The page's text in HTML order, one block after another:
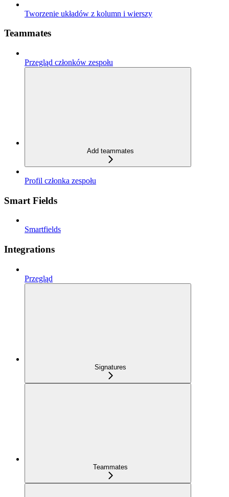
Tworzenie układów z kolumn i wierszy
Teammates
Przegląd członków zespołu
Add teammates
Profil członka zespołu
Smart Fields
Smartfields
Integrations
Przegląd
Signatures
Teammates